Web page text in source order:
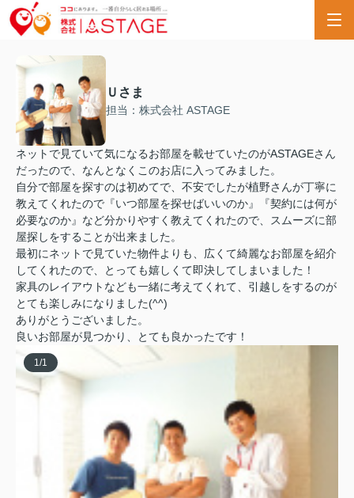
Ｕさま
担当：株式会社 ASTAGE
ネットで見ていて気になるお部屋を載せていたのがASTAGEさん
だったので、なんとなくこのお店に入ってみました。
自分で部屋を探すのは初めてで、不安でしたが植野さんが丁寧に
教えてくれたので『いつ部屋を探せばいいのか』『契約には何が
必要なのか』など分かりやすく教えてくれたので、スムーズに部
屋探しをすることが出来ました。
最初にネットで見ていた物件よりも、広くて綺麗なお部屋を紹介
してくれたので、とっても嬉しくて即決してしまいました！
家具のレイアウトなども一緒に考えてくれて、引越しをするのが
とても楽しみになりました(^^)
ありがとうございました。
良いお部屋が見つかり、とても良かったです！
1/1